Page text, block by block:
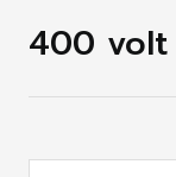
400 volt